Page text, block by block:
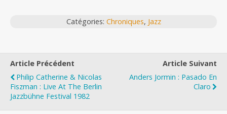
Catégories: Chroniques, Jazz
Article Précédent
Philip Catherine & Nicolas
Fiszman : Live At The Berlin
Jazzbühne Festival 1982
Article Suivant
Anders Jormin : Pasado En
Claro